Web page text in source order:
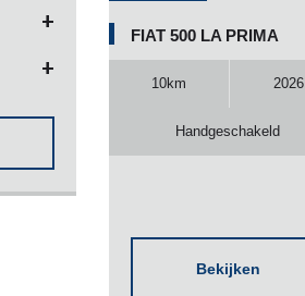
FIAT 500 LA PRIMA
10km 2026
Handgeschakeld
Bekijken